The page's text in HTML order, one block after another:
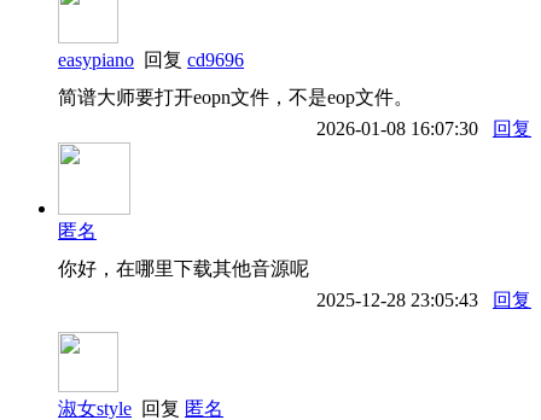
easypiano 回复 cd9696
简谱大师要打开eopn文件，不是eop文件。
2026-01-08 16:07:30
回复
匿名
你好，在哪里下载其他音源呢
2025-12-28 23:05:43
回复
淑女style 回复 匿名